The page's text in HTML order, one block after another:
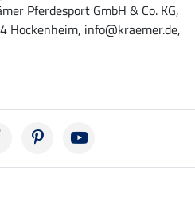
Pferdesport GmbH & Co. KG,
Hockenheim, info@kraemer.de,